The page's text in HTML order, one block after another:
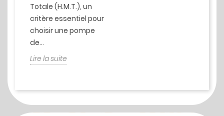
Totale (H.M.T.), un
critère essentiel pour
choisir une pompe
de...
Lire la suite